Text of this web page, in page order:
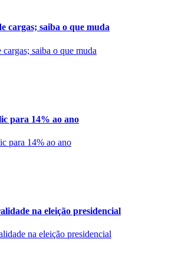
cargas; saiba o que muda
para 14% ao ano
na eleição presidencial